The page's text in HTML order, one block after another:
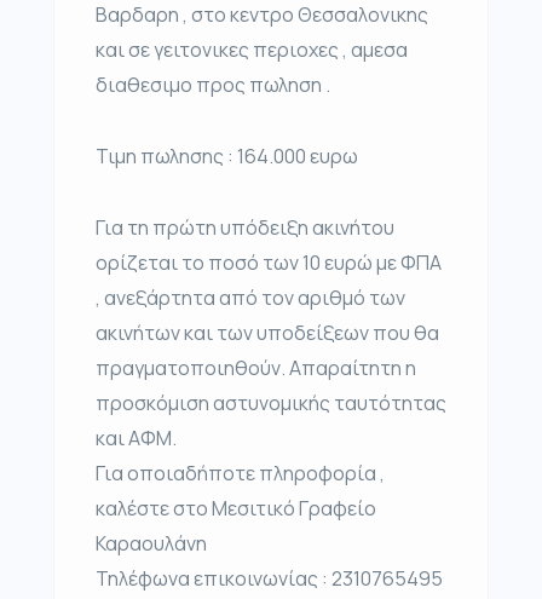
Βαρδαρη , στο κεντρο Θεσσαλονικης
και σε γειτονικες περιοχες , αμεσα
διαθεσιμο προς πωληση .
Τιμη πωλησης : 164.000 ευρω
Για τη πρώτη υπόδειξη ακινήτου
ορίζεται το ποσό των 10 ευρώ με ΦΠΑ
, ανεξάρτητα από τον αριθμό των
ακινήτων και των υποδείξεων που θα
πραγματοποιηθούν. Απαραίτητη η
προσκόμιση αστυνομικής ταυτότητας
και ΑΦΜ.
Για οποιαδήποτε πληροφορία ,
καλέστε στο Μεσιτικό Γραφείο
Καραουλάνη
Τηλέφωνα επικοινωνίας : 2310765495